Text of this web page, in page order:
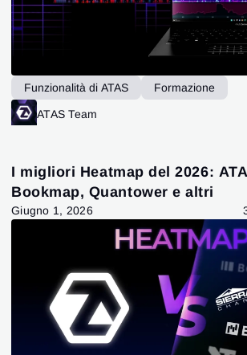
Funzionalità di ATAS Formazione
ATAS Team
I migliori Heatmap del 2026:
Bookmap, Quantower e altri
Giugno 1, 2026